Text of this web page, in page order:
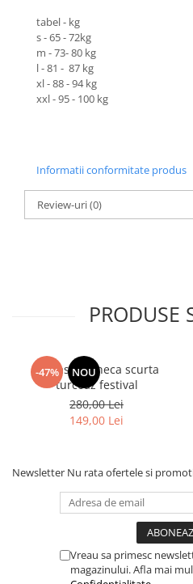
tabel - kg
s - 65 - 72kg
m - 73- 80 kg
l - 81 - 87 kg
xl - 88 - 94 kg
xxl - 95 - 100 kg
Informatii conformitate produs
Review-uri(0)
PRODUSE
-47% NOU
camasa maneca scurta
turcoaz festival
280,00 Lei
149,00 Lei
Newsletter Nu rata ofertele si
Vreau sa primesc
magazinului. Afla mai